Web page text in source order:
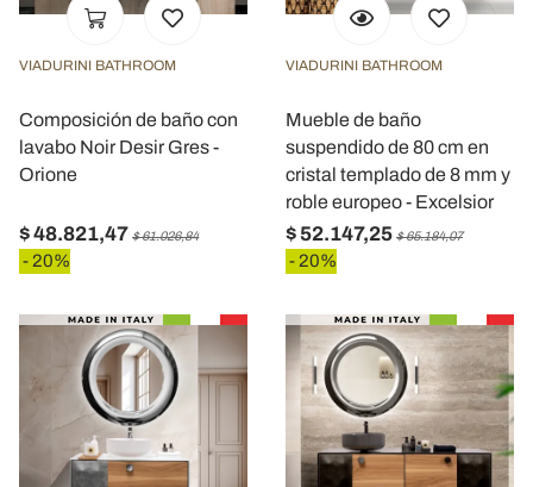
VIADURINI BATHROOM
Composición de baño con
lavabo Noir Desir Gres -
Orione
$ 48.821,47 $ 61.026,84
- 20%
VIADURINI BATHROOM
Mueble de baño
suspendido de 80 cm en
cristal templado de 8 mm y
roble europeo - Excelsior
$ 52.147,25 $ 65.184,07
- 20%